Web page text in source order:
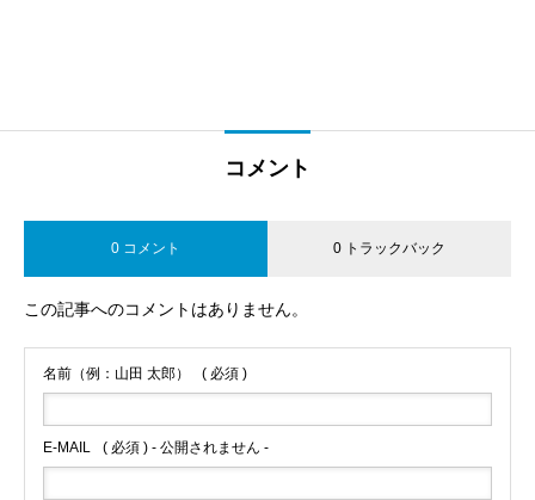
コメント
0 コメント 0 トラックバック
この記事へのコメントはありません。
名前（例：山田 太郎） ( 必須 )
E-MAIL ( 必須 ) - 公開されません -